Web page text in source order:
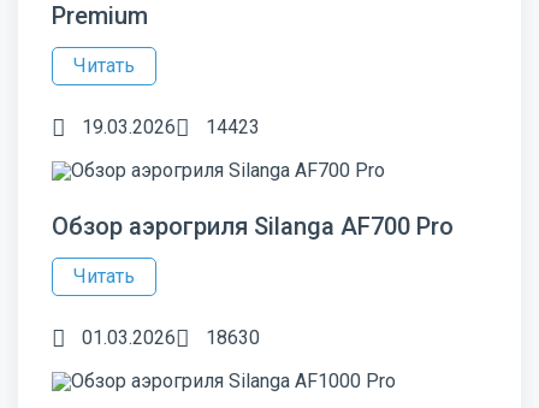
Premium
Читать
19.03.2026 14423
Обзор аэрогриля Silanga AF700 Pro
Читать
01.03.2026 18630